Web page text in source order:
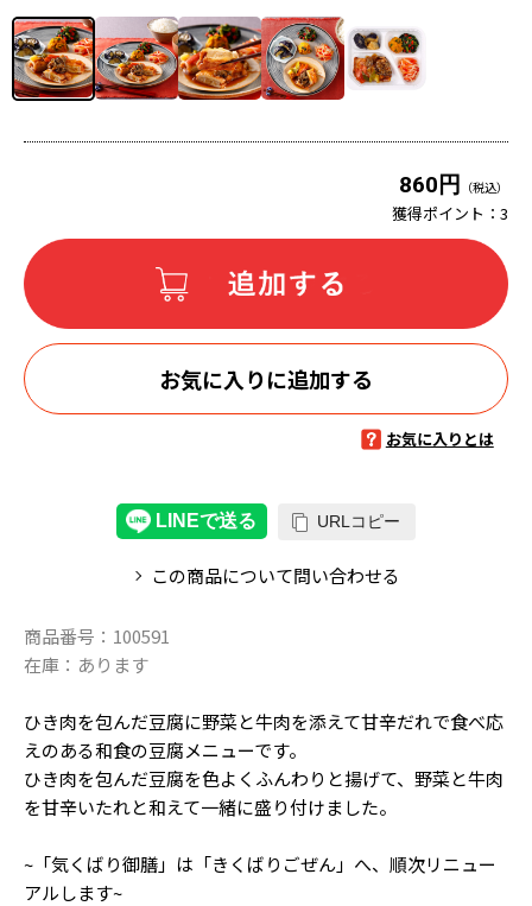
860円 （税込）
獲得ポイント： 3
お気に入りに追加する
お気に入りとは
URLコピー
この商品について問い合わせる
商品番号： 100591
在庫： あります
ひき肉を包んだ豆腐に野菜と牛肉を添えて甘辛だれで食べ応
えのある和食の豆腐メニューです。
ひき肉を包んだ豆腐を色よくふんわりと揚げて、野菜と牛肉
を甘辛いたれと和えて一緒に盛り付けました。
~「気くばり御膳」は「きくばりごぜん」へ、順次リニュー
アルします~